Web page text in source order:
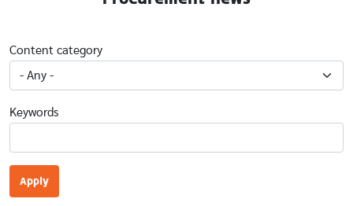
Content category
Keywords
Apply